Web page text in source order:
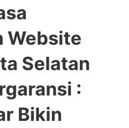
Website
Selatan
:
Bikin